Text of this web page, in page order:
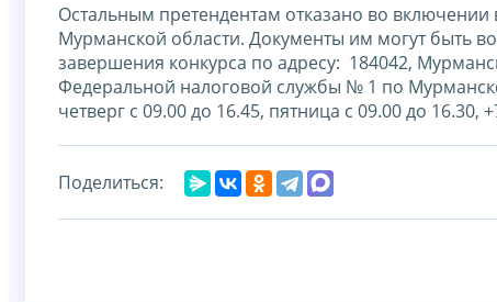
Остальным претендентам отказано во
Мурманской области. Документы им могут быть
завершения конкурса по адресу: 184042,
Федеральной налоговой службы № 1 по
четверг с 09.00 до 16.45, пятница с 09.00 до
Поделиться: